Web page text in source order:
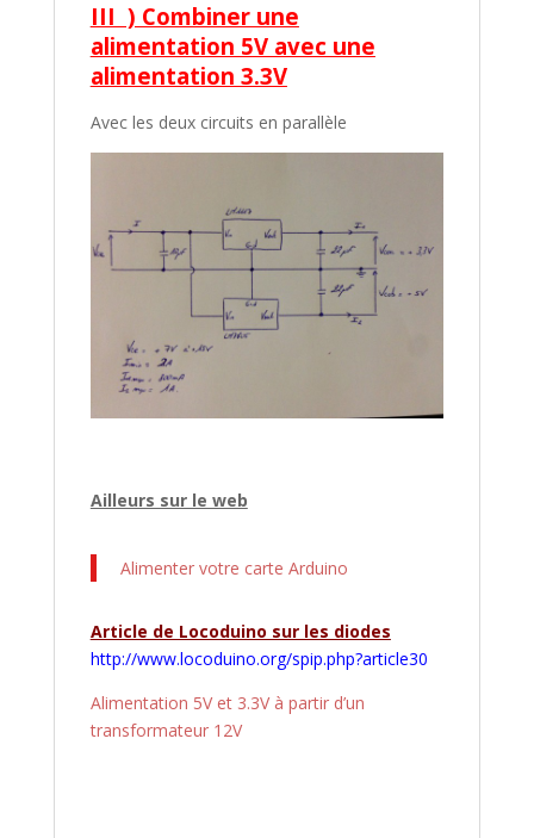
III ) Combiner une
alimentation 5V avec une
alimentation 3.3V
Avec les deux circuits en parallèle
Ailleurs sur le web
Alimenter votre carte Arduino
Article de Locoduino sur les diodes
http://www.locoduino.org/spip.php?article30
Alimentation 5V et 3.3V à partir d’un
transformateur 12V